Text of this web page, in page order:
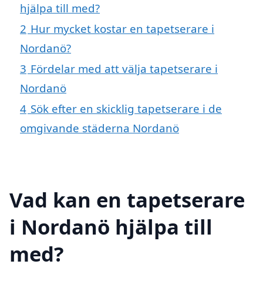
hjälpa till med?
2 Hur mycket kostar en tapetserare i
Nordanö?
3 Fördelar med att välja tapetserare i
Nordanö
4 Sök efter en skicklig tapetserare i de
omgivande städerna Nordanö
Vad kan en tapetserare
i Nordanö hjälpa till
med?